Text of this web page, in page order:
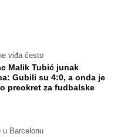
viđa često
Malik Tubić junak
Gubili su 4:0, a onda je
preokret za fudbalske
u Barcelonu